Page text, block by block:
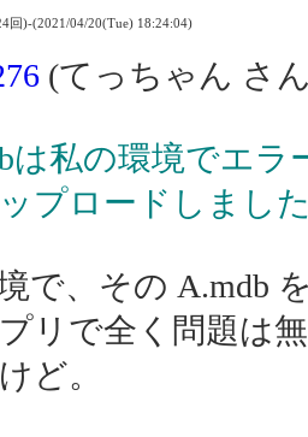
回)-(2021/04/20(Tue) 18:24:04)
(てっちゃん さ
は私の環境でエ
プロードしまし
で、その A.mdb
リで全く問題は
ど。